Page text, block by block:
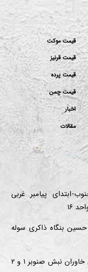
قیمت موکت
قیمت قرنیز
قیمت پرده
قیمت چمن
اخبار
مقالات
ابتدای پیامبر غربی
۶۰ متری امام حسین بنگاه ذاکری سوله
انبار ۲:اتوبان امام رضا شهرک صنعتی خاوران نبش صنوبر ۱ و ۲